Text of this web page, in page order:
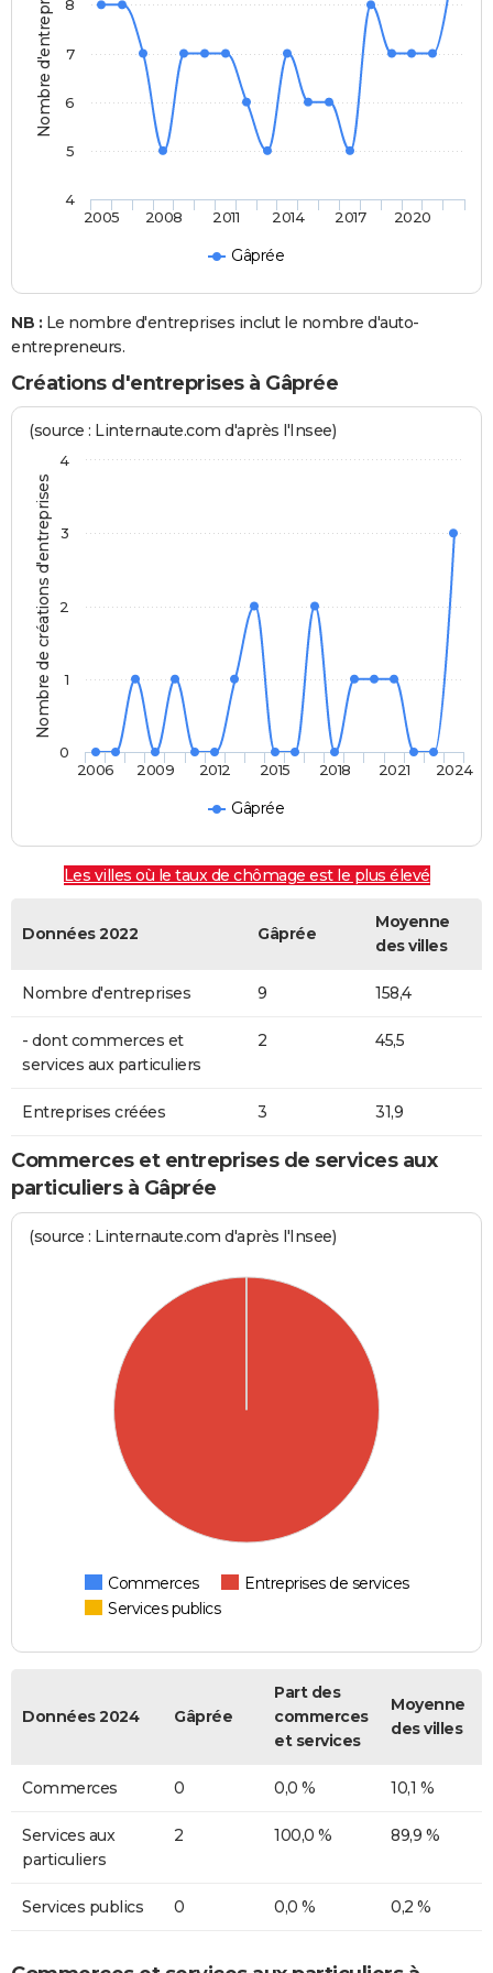
Nombre d'entreprises
Gâprée
2005 2008 2011 2014 2017 2020
4
5
6
7
8
NB : Le nombre d'entreprises inclut le nombre d'auto-
entrepreneurs.
Créations d'entreprises à Gâprée
Nombre de créations d'entreprises
(source : Linternaute.com d'après l'Insee)
Gâprée
2006 2009 2012 2015 2018 2021 2024
0
1
2
3
4
Les villes où le taux de chômage est le plus élevé
Données 2022 Gâprée
Moyenne
des villes
Nombre d'entreprises 9 158,4
- dont commerces et
services aux particuliers
2 45,5
Entreprises créées 3 31,9
Commerces et entreprises de services aux
particuliers à Gâprée
(source : Linternaute.com d'après l'Insee)
Commerces
Entreprises de services
Services publics
Données 2024 Gâprée
Part des
commerces
et services
Moyenne
des villes
Commerces 0 0,0 % 10,1 %
Services aux
particuliers
2 100,0 % 89,9 %
Services publics 0 0,0 % 0,2 %